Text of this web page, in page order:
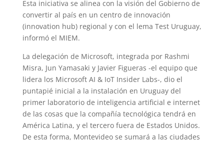
Esta iniciativa se alinea con la visión del Gobierno de
convertir al país en un centro de innovación
(innovation hub) regional y con el lema Test Uruguay,
informó el MIEM.
La delegación de Microsoft, integrada por Rashmi
Misra, Jun Yamasaki y Javier Figueras -el equipo que
lidera los Microsoft AI & IoT Insider Labs-, dio el
puntapié inicial a la instalación en Uruguay del
primer laboratorio de inteligencia artificial e internet
de las cosas que la compañía tecnológica tendrá en
América Latina, y el tercero fuera de Estados Unidos.
De esta forma, Montevideo se sumará a las ciudades